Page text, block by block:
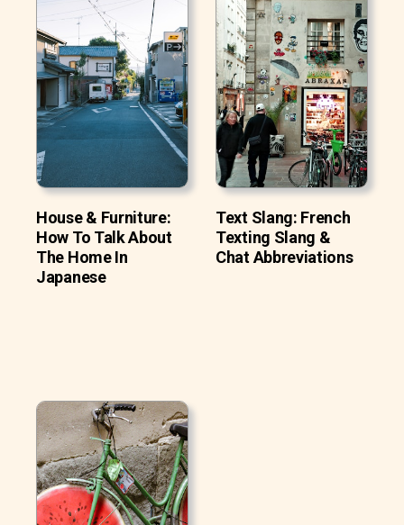
House & Furniture:
How To Talk About
The Home In
Japanese
Text Slang: French
Texting Slang &
Chat Abbreviations